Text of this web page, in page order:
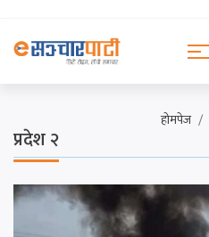
होमपेज
प्रदेश २